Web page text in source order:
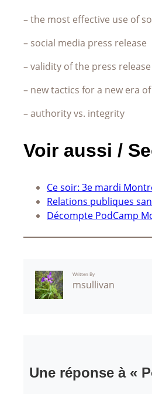
– the most effective use of
– social media press release
– validity of the press
– new tactics for a new era
– authority vs. integrity
Voir aussi /
Ce soir: 3e mardi
Relations publiques
Décompte PodCamp
Written By
msullivan
Une réponse à «